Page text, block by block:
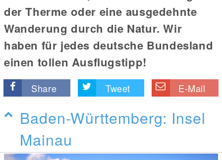
der Therme oder eine ausgedehnte
Wanderung durch die Natur. Wir
haben für jedes deutsche Bundesland
einen tollen Ausflugstipp!
Share Tweet E-Mail
Baden-Württemberg: Insel
Mainau